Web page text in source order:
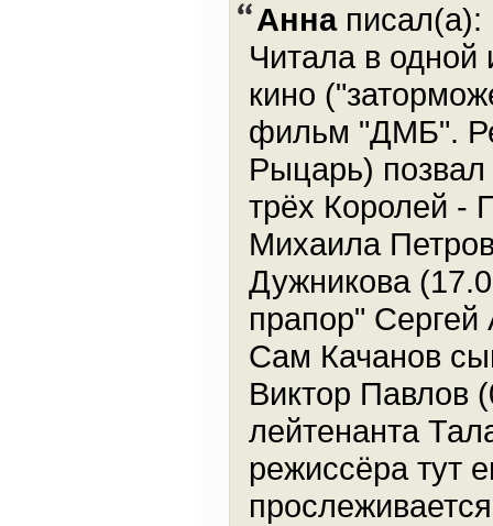
Аннаписал(а):
Читала в одной
кино
фильм "ДМБ".
Рыцарь)
трёх Королей -
Михаила
Дужникова
прапор"
Сам Качанов
Виктор Павлов
лейтенанта
режиссёра тут